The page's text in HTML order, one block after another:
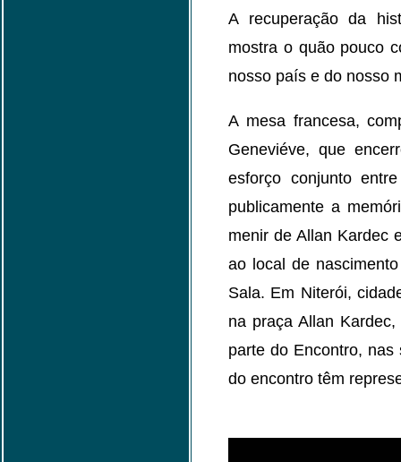
A recuperação da
mostra o quão pouco
nosso país e do nosso
A mesa francesa,
Geneviéve, que
esforço conjunto
publicamente a
menir de Allan Kardec
ao local de
Sala. Em Niterói,
na praça Allan
parte do Encontro,
do encontro têm